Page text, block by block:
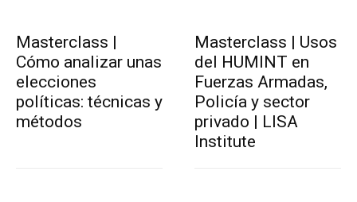
Masterclass |
Cómo analizar unas
elecciones
políticas: técnicas y
métodos
Masterclass | Usos
del HUMINT en
Fuerzas Armadas,
Policía y sector
privado | LISA
Institute